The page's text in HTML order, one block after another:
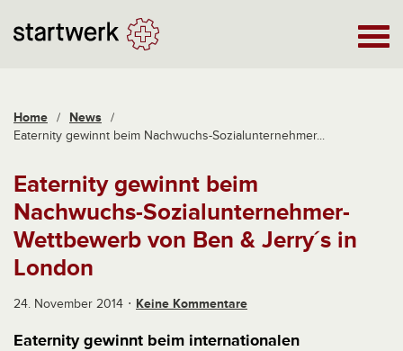
Home / News /
Eaternity gewinnt beim Nachwuchs-Sozialunternehmer...
Eaternity gewinnt beim
Nachwuchs-Sozialunternehmer-
Wettbewerb von Ben & Jerry´s in
London
24. November 2014 Keine Kommentare
Eaternity gewinnt beim internationalen